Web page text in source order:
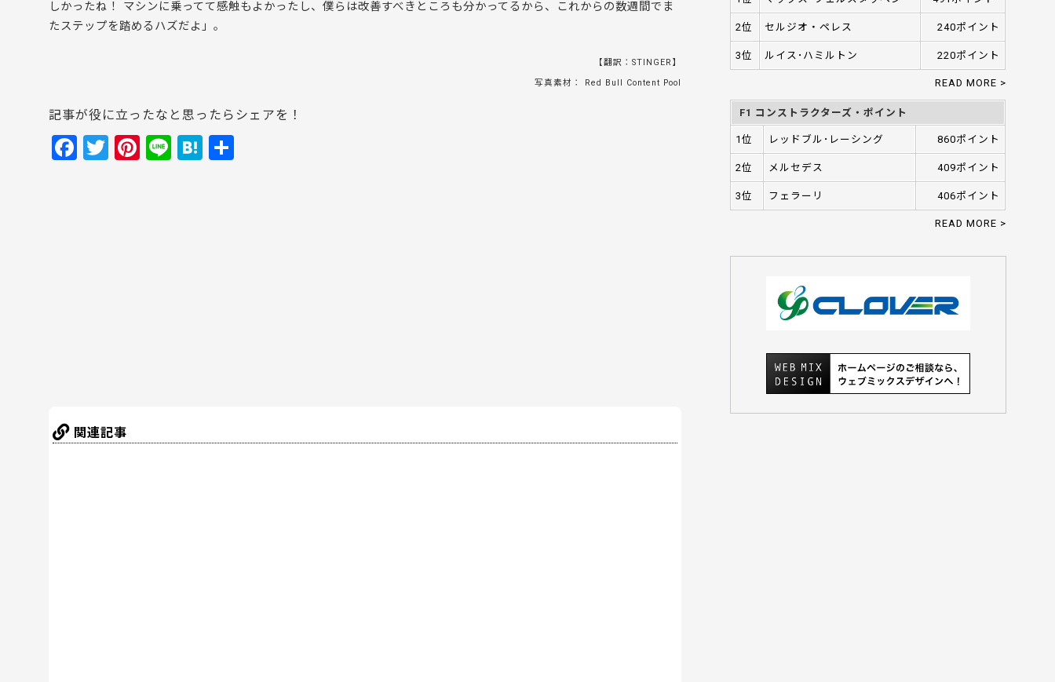
しかったね！ マシンに乗ってて感触もよかったし、僕らは改善すべきところも分かってるから、これからの数週間でま
たステップを踏めるハズだよ」。
【翻訳：STINGER】
写真素材： Red Bull Content Pool
記事が役に立ったなと思ったらシェアを！
F
T
Pi Li H
関連記事
2位 セルジオ・ペレス 240ポイント
3位 ルイス･ハミルトン 220ポイント
READ MORE >
F1 コンストラクターズ・ポイント
1位 レッドブル･レーシング 860ポイント
2位 メルセデス 409ポイント
3位 フェラーリ 406ポイント
READ MORE >